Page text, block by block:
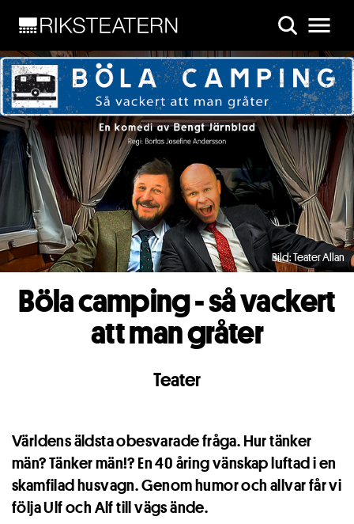
Bild: Teater Allan
Böla camping - så vackert
att man gråter
Teater
Världens äldsta obesvarade fråga. Hur tänker
män? Tänker män!? En 40 åring vänskap luftad i en
skamfilad husvagn. Genom humor och allvar får vi
följa Ulf och Alf till vägs ände.